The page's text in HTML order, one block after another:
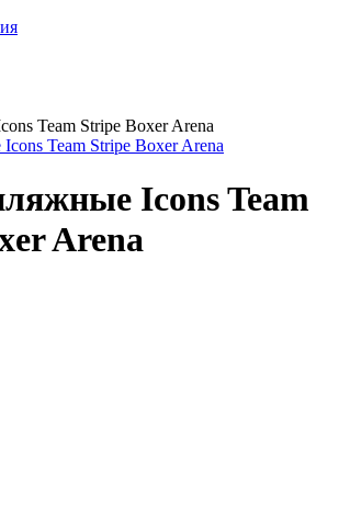
Team Stripe Boxer Arena
Icons Team
Arena